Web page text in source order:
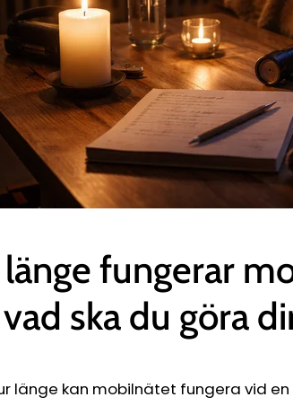
fungerar
ska du göra
länge kan mobilnätet fungera vid